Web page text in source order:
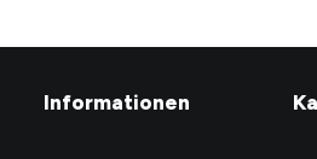
Informationen